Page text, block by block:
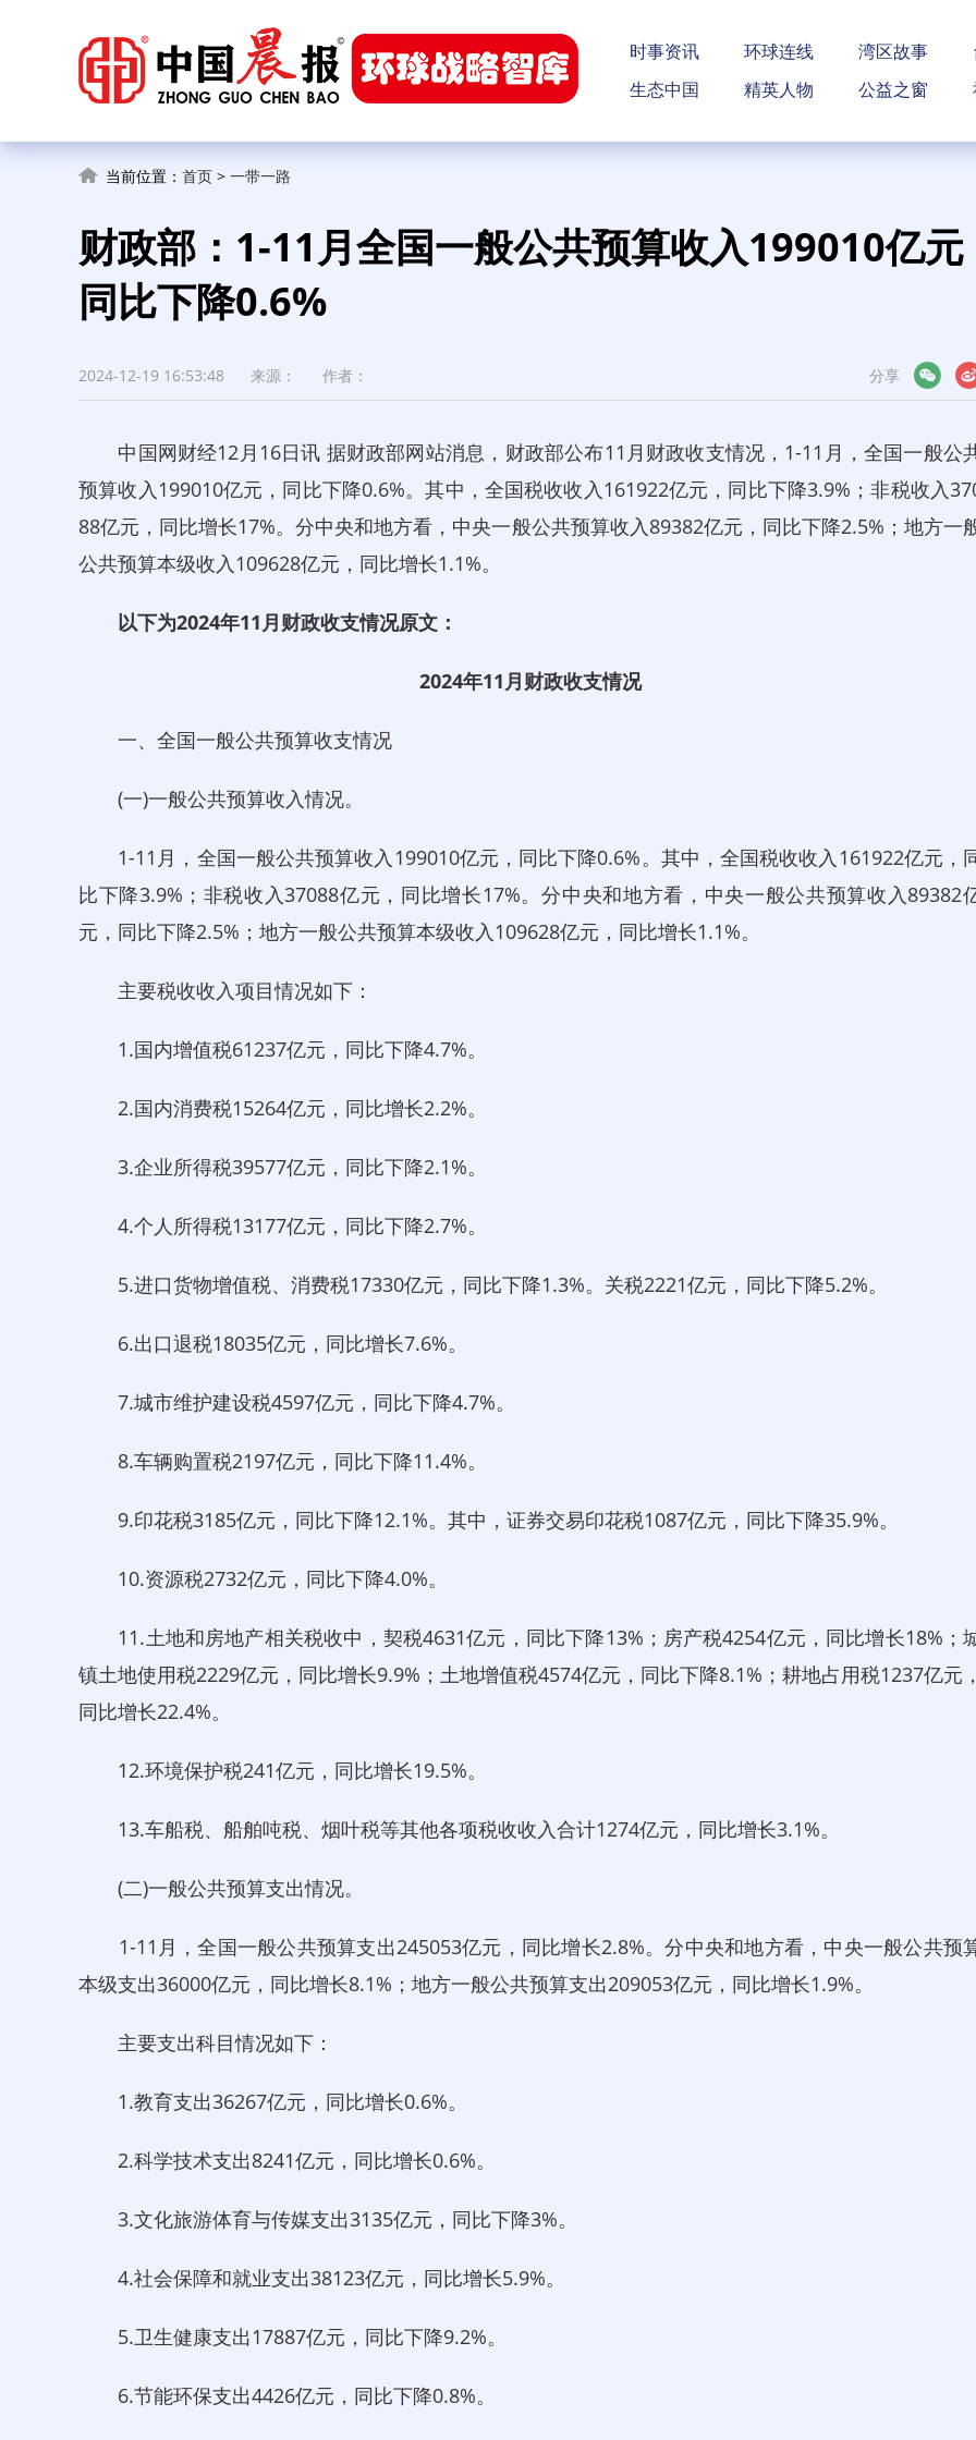
时事资讯 环球连线 湾区故事
生态中国
精英人物 公益之窗
当前位置： 首页 > 一带一路
财政部：1-11月全国一般公共预算收入199010亿元
同比下降0.6%
2024-12-19 16:53:48 来源： 作者： 分享
微博
中国网财经12月16日讯 据财政部网站消息，财政部公布11月财政收支情况，1-11月，全国一般公
预算收入199010亿元，同比下降0.6%。其中，全国税收收入161922亿元，同比下降3.9%；非税收入
88亿元，同比增长17%。分中央和地方看，中央一般公共预算收入89382亿元，同比下降2.5%；地方一
公共预算本级收入109628亿元，同比增长1.1%。
以下为2024年11月财政收支情况原文：
2024年11月财政收支情况
一、全国一般公共预算收支情况
(一)一般公共预算收入情况。
1-11月，全国一般公共预算收入199010亿元，同比下降0.6%。其中，全国税收收入161922亿元，
比下降3.9%；非税收入37088亿元，同比增长17%。分中央和地方看，中央一般公共预算收入89382
元，同比下降2.5%；地方一般公共预算本级收入109628亿元，同比增长1.1%。
主要税收收入项目情况如下：
1.国内增值税61237亿元，同比下降4.7%。
2.国内消费税15264亿元，同比增长2.2%。
3.企业所得税39577亿元，同比下降2.1%。
4.个人所得税13177亿元，同比下降2.7%。
5.进口货物增值税、消费税17330亿元，同比下降1.3%。关税2221亿元，同比下降5.2%。
6.出口退税18035亿元，同比增长7.6%。
7.城市维护建设税4597亿元，同比下降4.7%。
8.车辆购置税2197亿元，同比下降11.4%。
9.印花税3185亿元，同比下降12.1%。其中，证券交易印花税1087亿元，同比下降35.9%。
10.资源税2732亿元，同比下降4.0%。
11.土地和房地产相关税收中，契税4631亿元，同比下降13%；房产税4254亿元，同比增长18%；
镇土地使用税2229亿元，同比增长9.9%；土地增值税4574亿元，同比下降8.1%；耕地占用税1237亿元，
同比增长22.4%。
12.环境保护税241亿元，同比增长19.5%。
13.车船税、船舶吨税、烟叶税等其他各项税收收入合计1274亿元，同比增长3.1%。
(二)一般公共预算支出情况。
1-11月，全国一般公共预算支出245053亿元，同比增长2.8%。分中央和地方看，中央一般公共预
本级支出36000亿元，同比增长8.1%；地方一般公共预算支出209053亿元，同比增长1.9%。
主要支出科目情况如下：
1.教育支出36267亿元，同比增长0.6%。
2.科学技术支出8241亿元，同比增长0.6%。
3.文化旅游体育与传媒支出3135亿元，同比下降3%。
4.社会保障和就业支出38123亿元，同比增长5.9%。
5.卫生健康支出17887亿元，同比下降9.2%。
6.节能环保支出4426亿元，同比下降0.8%。